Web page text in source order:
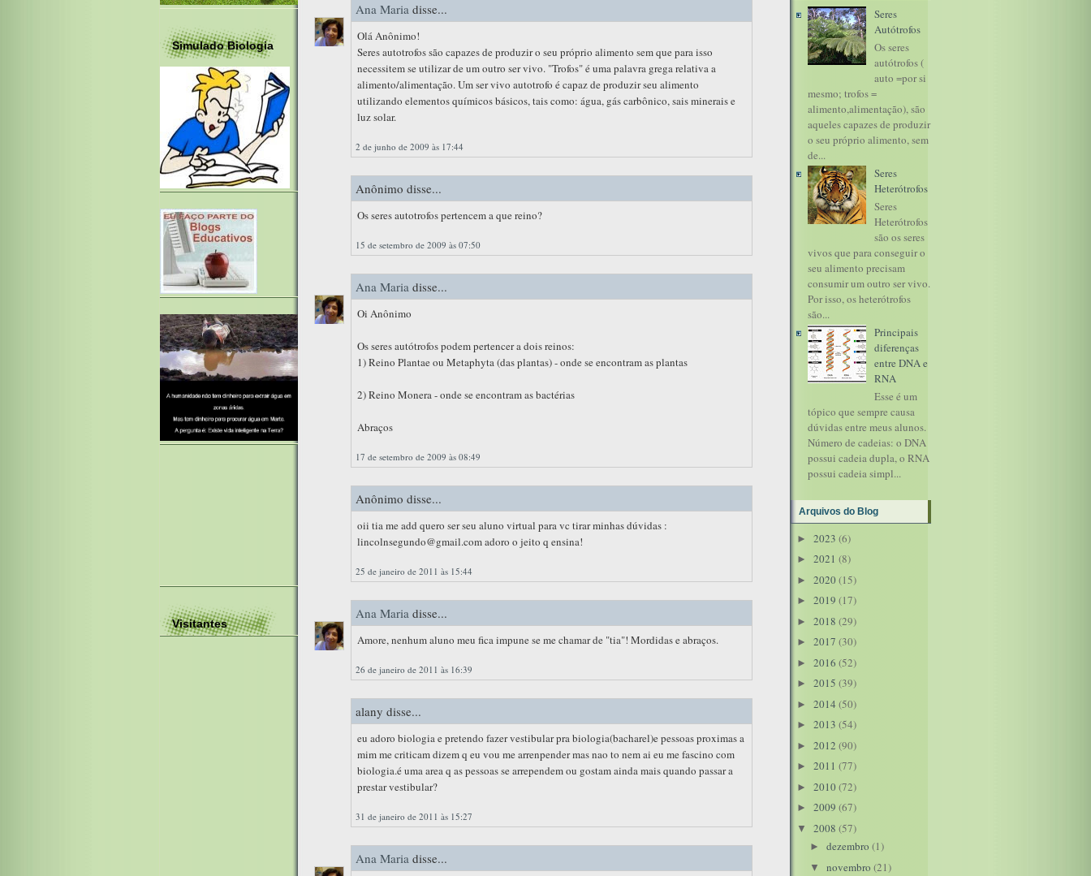
Simulado Biologia
Visitantes
Ana Maria disse...
Olá Anônimo!
Seres autotrofos são capazes de produzir o seu próprio alimento sem que para isso
necessitem se utilizar de um outro ser vivo. "Trofos" é uma palavra grega relativa a
alimento/alimentação. Um ser vivo autotrofo é capaz de produzir seu alimento
utilizando elementos químicos básicos, tais como: água, gás carbônico, sais minerais e
luz solar.
2 de junho de 2009 às 17:44
Anônimo disse...
Os seres autotrofos pertencem a que reino?
15 de setembro de 2009 às 07:50
Ana Maria disse...
Oi Anônimo
Os seres autótrofos podem pertencer a dois reinos:
1) Reino Plantae ou Metaphyta (das plantas) - onde se encontram as plantas
2) Reino Monera - onde se encontram as bactérias
Abraços
17 de setembro de 2009 às 08:49
Anônimo disse...
oii tia me add quero ser seu aluno virtual para vc tirar minhas dúvidas :
lincolnsegundo@gmail.com adoro o jeito q ensina!
25 de janeiro de 2011 às 15:44
Ana Maria disse...
Amore, nenhum aluno meu fica impune se me chamar de "tia"! Mordidas e abraços.
26 de janeiro de 2011 às 16:39
alany disse...
eu adoro biologia e pretendo fazer vestibular pra biologia(bacharel)e pessoas proximas a
mim me criticam dizem q eu vou me arrenpender mas nao to nem ai eu me fascino com
biologia.é uma area q as pessoas se arrependem ou gostam ainda mais quando passar a
prestar vestibular?
31 de janeiro de 2011 às 15:27
Ana Maria disse...
Seres
Autótrofos
Os seres
autótrofos (
auto =por si
mesmo; trofos =
alimento,alimentação), são
aqueles capazes de produzir
o seu próprio alimento, sem
de...
Seres
Heterótrofos
Seres
Heterótrofos
são os seres
vivos que para conseguir o
seu alimento precisam
consumir um outro ser vivo.
Por isso, os heterótrofos
são...
Principais
diferenças
entre DNA e
RNA
Esse é um
tópico que sempre causa
dúvidas entre meus alunos.
Número de cadeias: o DNA
possui cadeia dupla, o RNA
possui cadeia simpl...
Arquivos do Blog
► 2023 (6)
► 2021 (8)
► 2020 (15)
► 2019 (17)
► 2018 (29)
► 2017 (30)
► 2016 (52)
► 2015 (39)
► 2014 (50)
► 2013 (54)
► 2012 (90)
► 2011 (77)
► 2010 (72)
► 2009 (67)
▼ 2008 (57)
► dezembro (1)
▼ novembro (21)